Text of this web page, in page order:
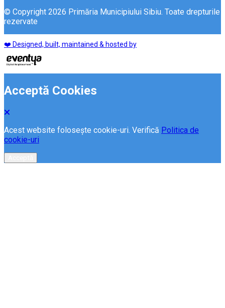
© Copyright 2026 Primăria Municipiului Sibiu. Toate drepturile
rezervate
❤️ Designed, built, maintained & hosted by
Acceptă Cookies
Acest website folosește cookie-uri. Verifică Politica de
cookie-uri